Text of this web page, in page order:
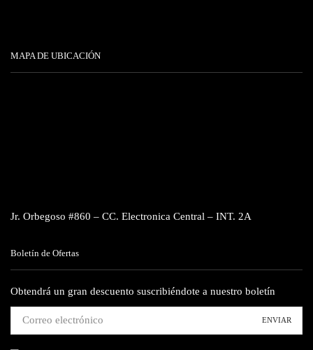
MAPA DE UBICACIÓN
Jr. Orbegoso #860 – CC. Electronica Central – INT. 2A
Boletín de Ofertas
Obtendrá un gran descuento suscribiéndote a nuestro boletín